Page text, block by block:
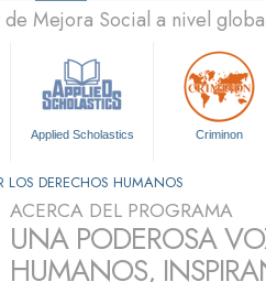
Mejora Social a nivel
Applied Scholastics Criminon
LOS DERECHOS HUMANOS
ACERCA DEL PROGRAMA
UNA PODEROSA
HUMANOS,